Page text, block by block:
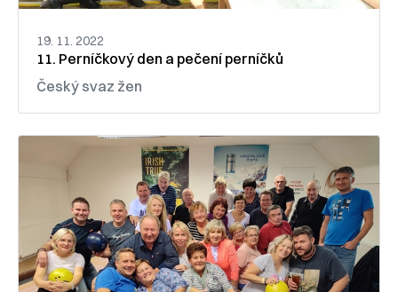
19. 11. 2022
11. Perníčkový den a pečení perníčků
Český svaz žen